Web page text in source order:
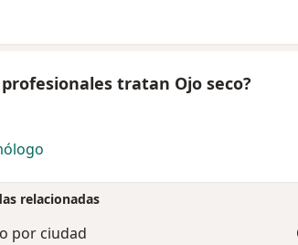
tratan Ojo seco?
relacionadas
por ciudad